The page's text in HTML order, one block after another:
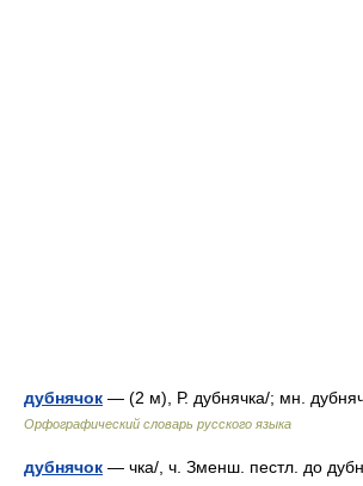
дубнячок — (2 м), Р. дубнячка/; мн.
Орфографический словарь русского языка
дубнячок — чка/, ч. Зменш. пестл. до